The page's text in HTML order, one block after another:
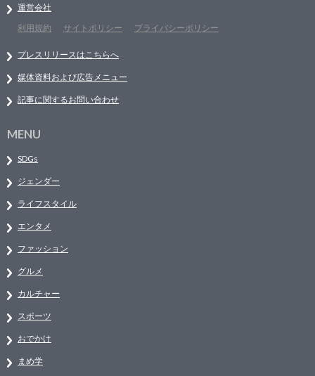
運営会社
利用規約
サイトポリシー プライバシーポリシー
プレスリリースはこちらへ
媒体資料および広告メニュー
記事に関するお問い合わせ
MENU
SDGs
ジェンダー
ライフスタイル
エンタメ
ファッション
グルメ
カルチャー
スポーツ
おでかけ
まめ学